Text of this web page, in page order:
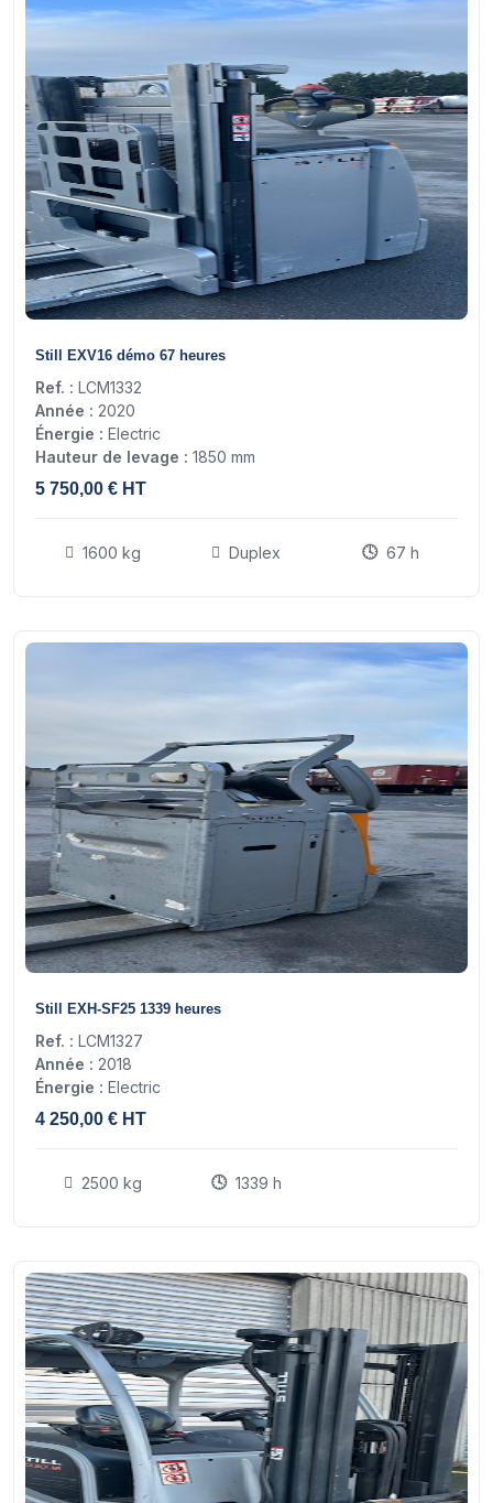
Still EXV16 démo 67 heures
Ref. : LCM1332
Année : 2020
Énergie : Electric
Hauteur de levage : 1850 mm
5 750,00 € HT
1600 kg Duplex 67 h
Still EXH-SF25 1339 heures
Ref. : LCM1327
Année : 2018
Énergie : Electric
4 250,00 € HT
2500 kg 1339 h